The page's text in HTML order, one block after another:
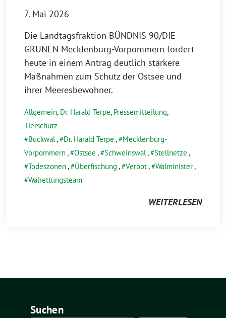
7. Mai 2026
Die Landtagsfraktion BÜNDNIS 90/DIE
GRÜNEN Mecklenburg-Vorpommern fordert
heute in einem Antrag deutlich stärkere
Maßnahmen zum Schutz der Ostsee und
ihrer Meeresbewohner.
Allgemein, Dr. Harald Terpe, Pressemitteilung,
Tierschutz
Buckwal, Dr. Harald Terpe ,
Mecklenburg-
Vorpommern, Ostsee , Schweinswal, Stellnetze ,
Todeszonen, Überfischung , Verbot, Walminister,
Walrettungsteam
WEITERLESEN
Suchen